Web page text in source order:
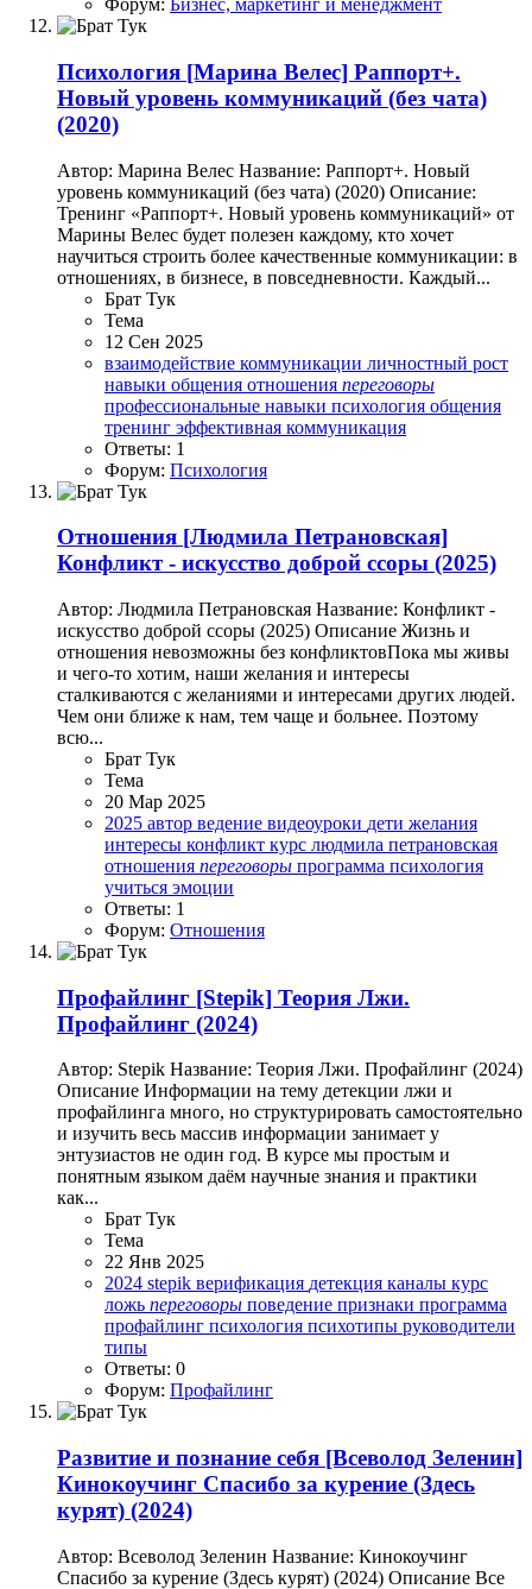
Форум: Бизнес, маркетинг и менеджмент
Психология [Марина Велес] Раппорт+.
Новый уровень коммуникаций (без чата)
(2020)
Автор: Марина Велес Название: Раппорт+. Новый
уровень коммуникаций (без чата) (2020) Описание:
Тренинг «Раппорт+. Новый уровень коммуникаций» от
Марины Велес будет полезен каждому, кто хочет
научиться строить более качественные коммуникации: в
отношениях, в бизнесе, в повседневности. Каждый...
Брат Тук
Тема
12 Сен 2025
взаимодействие коммуникации личностный рост
навыки общения отношения переговоры
профессиональные навыки психология общения
тренинг эффективная коммуникация
Ответы: 1
Форум: Психология
Отношения [Людмила Петрановская]
Конфликт - искусство доброй ссоры (2025)
Автор: Людмила Петрановская Название: Конфликт -
искусство доброй ссоры (2025) Описание Жизнь и
отношения невозможны без конфликтовПока мы живы
и чего-то хотим, наши желания и интересы
сталкиваются с желаниями и интересами других людей.
Чем они ближе к нам, тем чаще и больнее. Поэтому
всю...
Брат Тук
Тема
20 Мар 2025
2025 автор ведение видеоуроки дети желания
интересы конфликт курс людмила петрановская
отношения переговоры программа психология
учиться эмоции
Ответы: 1
Форум: Отношения
Профайлинг [Stepik] Теория Лжи.
Профайлинг (2024)
Автор: Stepik Название: Теория Лжи. Профайлинг (2024)
Описание Информации на тему детекции лжи и
профайлинга много, но структурировать самостоятельно
и изучить весь массив информации занимает у
энтузиастов не один год. В курсе мы простым и
понятным языком даём научные знания и практики
как...
Брат Тук
Тема
22 Янв 2025
2024 stepik верификация детекция каналы курс
ложь переговоры поведение признаки программа
профайлинг психология психотипы руководители
типы
Ответы: 0
Форум: Профайлинг
Развитие и познание себя [Всеволод Зеленин]
Кинокоучинг Спасибо за курение (Здесь
курят) (2024)
Автор: Всеволод Зеленин Название: Кинокоучинг
Спасибо за курение (Здесь курят) (2024) Описание Все